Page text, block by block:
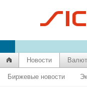
Новости
Биржевые новости